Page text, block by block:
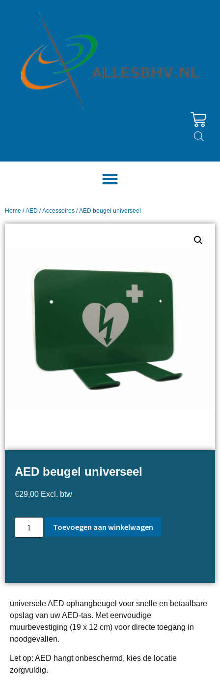
Home /AED /Accessoires / AED beugel universeel
AED beugel universeel
€29,00 Excl. btw
Toevoegen aan winkelwagen
universele AED ophangbeugel voor snelle en betaalbare
opslag van uw AED-tas. Met eenvoudige
muurbevestiging (19 x 12 cm) voor directe toegang in
noodgevallen.
Let op: AED hangt onbeschermd, kies de locatie
zorgvuldig.